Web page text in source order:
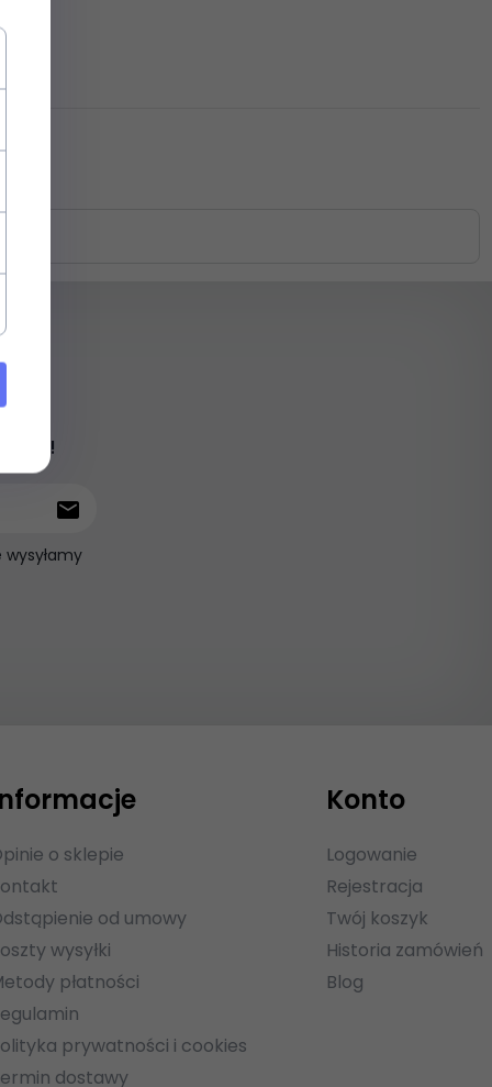
!
wysyłamy
o sklepie
od umowy
wysyłki
płatności
prywatności i cookies
dostawy
Konto
Logowanie
Rejestracja
Twój koszyk
Historia zamówień
Blog